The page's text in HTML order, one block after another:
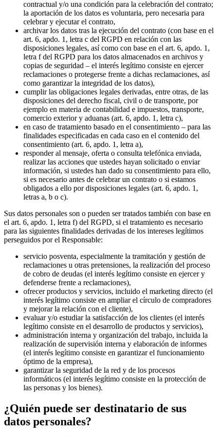
contractual y/o una condición para la celebración del contrato;
la aportación de los datos es voluntaria, pero necesaria para
celebrar y ejecutar el contrato,
archivar los datos tras la ejecución del contrato (con base en el
art. 6, apdo. 1, letra c del RGPD en relación con las
disposiciones legales, así como con base en el art. 6, apdo. 1,
letra f del RGPD para los datos almacenados en archivos y
copias de seguridad – el interés legítimo consiste en ejercer
reclamaciones o protegerse frente a dichas reclamaciones, así
como garantizar la integridad de los datos),
cumplir las obligaciones legales derivadas, entre otras, de las
disposiciones del derecho fiscal, civil o de transporte, por
ejemplo en materia de contabilidad e impuestos, transporte,
comercio exterior y aduanas (art. 6, apdo. 1, letra c),
en caso de tratamiento basado en el consentimiento – para las
finalidades especificadas en cada caso en el contenido del
consentimiento (art. 6, apdo. 1, letra a),
responder al mensaje, oferta o consulta telefónica enviada,
realizar las acciones que ustedes hayan solicitado o enviar
información, si ustedes han dado su consentimiento para ello,
si es necesario antes de celebrar un contrato o si estamos
obligados a ello por disposiciones legales (art. 6, apdo. 1,
letras a, b o c).
Sus datos personales son o pueden ser tratados también con base en
el art. 6, apdo. 1, letra f) del RGPD, si el tratamiento es necesario
para las siguientes finalidades derivadas de los intereses legítimos
perseguidos por el Responsable:
servicio posventa, especialmente la tramitación y gestión de
reclamaciones u otras pretensiones, la realización del proceso
de cobro de deudas (el interés legítimo consiste en ejercer y
defenderse frente a reclamaciones),
ofrecer productos y servicios, incluido el marketing directo (el
interés legítimo consiste en ampliar el círculo de compradores
y mejorar la relación con el cliente),
evaluar y/o estudiar la satisfacción de los clientes (el interés
legítimo consiste en el desarrollo de productos y servicios),
administración interna y organización del trabajo, incluida la
realización de supervisión interna y elaboración de informes
(el interés legítimo consiste en garantizar el funcionamiento
óptimo de la empresa),
garantizar la seguridad de la red y de los procesos
informáticos (el interés legítimo consiste en la protección de
las personas y los bienes).
¿Quién puede ser destinatario de sus
datos personales?